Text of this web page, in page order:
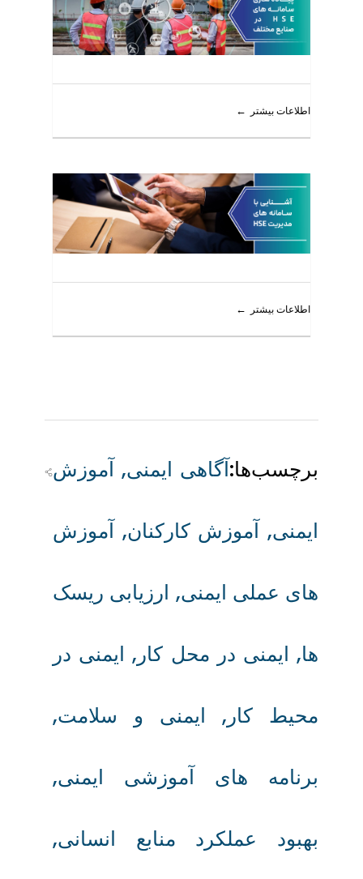
اطلاعات بیشتر
اطلاعات بیشتر
برچسب‌ها:آگاهی ایمنی, آموزش
ایمنی, آموزش کارکنان, آموزش‌
های عملی ایمنی, ارزیابی ریسک‌
ها, ایمنی در محل کار , ایمنی در
محیط کار , ایمنی و سلامت,
برنامه‌ های آموزشی ایمنی,
بهبود عملکرد منابع انسانی,